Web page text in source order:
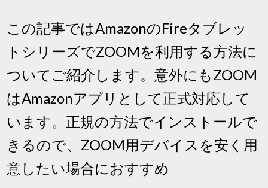
この記事ではAmazonのFireタブレッ
トシリーズでZOOMを利用する方法に
ついてご紹介します。意外にもZOOM
はAmazonアプリとして正式対応して
います。正規の方法でインストールで
きるので、ZOOM用デバイスを安く用
意したい場合におすすめ